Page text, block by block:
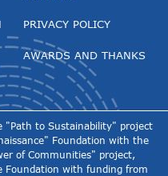
PRIVACY POLICY
AWARDS AND THANKS
"Path to Sustainability" project
Foundation with the
of Communities" project,
Foundation with funding from